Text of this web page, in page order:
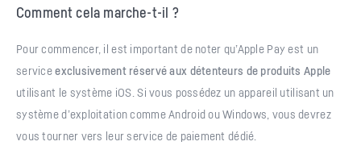
Comment cela marche-t-il ?
Pour commencer, il est important de noter qu’Apple Pay est un
serviceexclusivement réservé aux détenteurs de produits Apple
utilisant le système iOS. Si vous possédez un appareil utilisant un
système d’exploitation comme Android ou Windows, vous devrez
vous tourner vers leur service de paiement dédié.